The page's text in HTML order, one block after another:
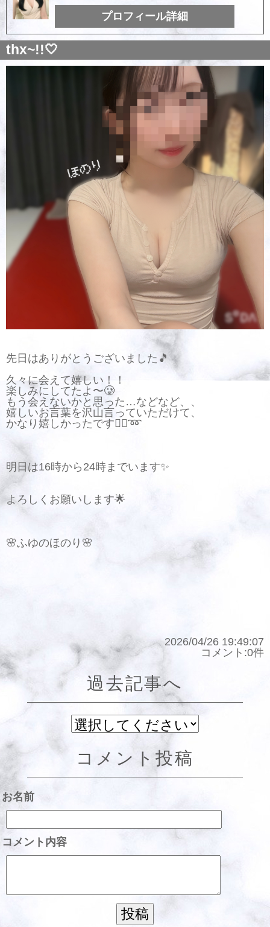
プロフィール詳細
thx~!!🤍
先日はありがとうございました🎵
久々に会えて嬉しい！！
楽しみにしてたよ〜‪🥲‎
もう会えないかと思った…などなど、、
嬉しいお言葉を沢山言っていただけて、
かなり嬉しかったです✊🏻‪➿
明日は16時から24時までいます✨
よろしくお願いします🌟
🌸ふゆのほのり🌸
2026/04/26 19:49:07
コメント:0件
過去記事へ
コメント投稿
お名前
コメント内容